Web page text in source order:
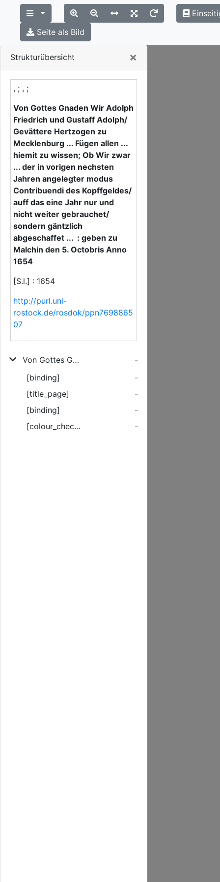
Strukturübersicht ×
, ; , ;
Von Gottes Gnaden Wir Adolph
Friedrich und Gustaff Adolph/
Gevättere Hertzogen zu
Mecklenburg ... Fügen allen ...
hiemit zu wissen; Ob Wir zwar
... der in vorigen nechsten
Jahren angelegter modus
Contribuendi des Kopffgeldes/
auff das eine Jahr nur und
nicht weiter gebrauchet/
sondern gäntzlich
abgeschaffet ... : geben zu
Malchin den 5. Octobris Anno
1654
[S.l.] : 1654
http://purl.uni-
rostock.de/rosdok/ppn7698865
07
Von Gottes Gnaden Wir Adolph Friedrich und Gustaff Adolph/ Gevättere Hertzogen zu Mecklenburg ... Fügen allen ... hiemit zu wissen; Ob Wir zwar ... der in vorigen nechsten Jahren angelegter modus Contribuendi des Kopffgeldes/ auff das eine Jahr nur und nicht weiter gebrauchet/ sondern gäntzlich abgeschaffet ...
-
[binding]
-
[title_page]
-
[binding]
-
[colour_checker]
-
Seite als Bild